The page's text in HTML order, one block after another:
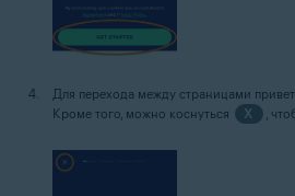
Для перехода между страницами
Кроме того, можно коснуться
X ,